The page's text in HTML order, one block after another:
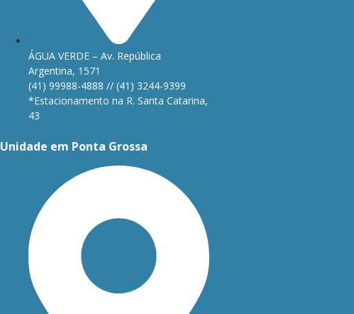
ÁGUA VERDE – Av. República
Argentina, 1571
(41) 99988-4888 // (41) 3244-9399
*Estacionamento na R. Santa Catarina,
43
Unidade em Ponta Grossa